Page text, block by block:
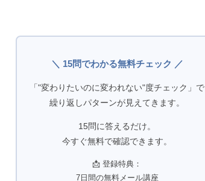
＼ 15問でわかる無料チェック ／
「"変わりたいのに変われない"度チェック」で
繰り返しパターンが見えてきます。
15問に答えるだけ。
今すぐ無料で確認できます。
📩 登録特典：
7日間の無料メール講座